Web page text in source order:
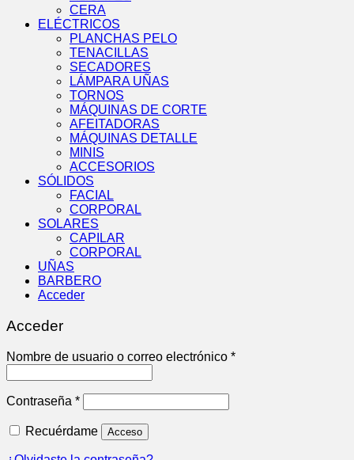
CERA
ELÉCTRICOS
PLANCHAS PELO
TENACILLAS
SECADORES
LÁMPARA UÑAS
TORNOS
MÁQUINAS DE CORTE
AFEITADORAS
MÁQUINAS DETALLE
MINIS
ACCESORIOS
SÓLIDOS
FACIAL
CORPORAL
SOLARES
CAPILAR
CORPORAL
UÑAS
BARBERO
Acceder
Acceder
Nombre de usuario o correo electrónico *Obligatorio
Contraseña *Obligatorio
Recuérdame Acceso